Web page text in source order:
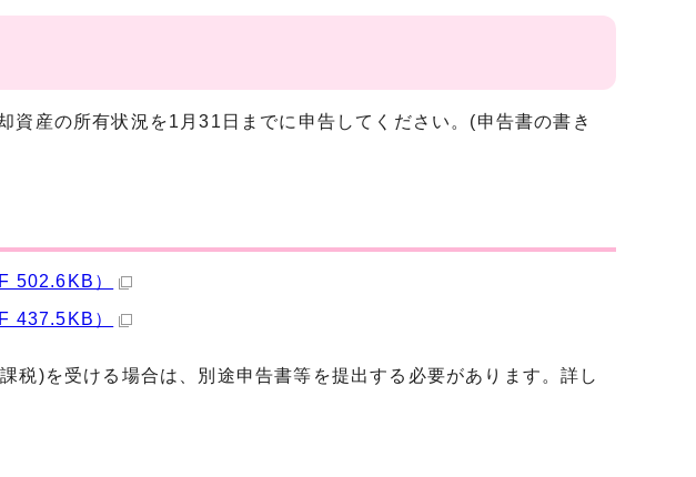
産の所有状況を1月31日までに申告してください。(申告書の書き
502.6KB）
437.5KB）
)を受ける場合は、別途申告書等を提出する必要があります。詳し